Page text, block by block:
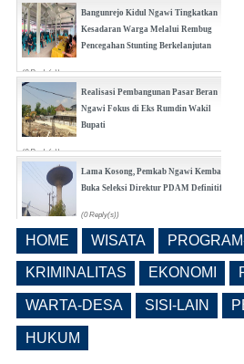
Bangunrejo Kidul Ngawi Tingkatkan
Kesadaran Warga Melalui Rembug
Pencegahan Stunting Berkelanjutan
(0 Reply(s))
Realisasi Pembangunan Pasar Beran
Ngawi Fokus di Eks Rumdin Wakil
Bupati
(0 Reply(s))
Lama Kosong, Pemkab Ngawi Kembali
Buka Seleksi Direktur PDAM Definitif
(0 Reply(s))
Ruang, Pelanggaran Berpotensi
Dikenai Denda dan Pembatasan
Fasilitas
(0 Reply(s))
HOME WISATA
KRIMINALITAS EKONOMI
WARTA-DESA SISI-LAIN
HUKUM